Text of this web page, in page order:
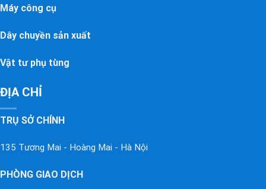
Máy công cụ
Dây chuyền sản xuất
Vật tư phụ tùng
ĐỊA CHỈ
TRỤ SỞ CHÍNH
135 Tương Mai - Hoàng Mai - Hà Nội
PHÒNG GIAO DỊCH